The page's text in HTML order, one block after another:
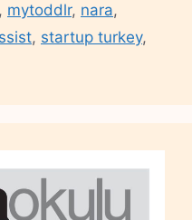
mytoddlr, nara,
, startup turkey,